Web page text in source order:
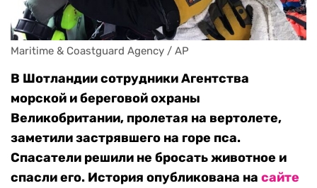
Maritime & Coastguard Agency / AP
В Шотландии сотрудники Агентства
морской и береговой охраны
Великобритании, пролетая на вертолете,
заметили застрявшего на горе пса.
Спасатели решили не бросать животное и
спасли его. История опубликована на сайте